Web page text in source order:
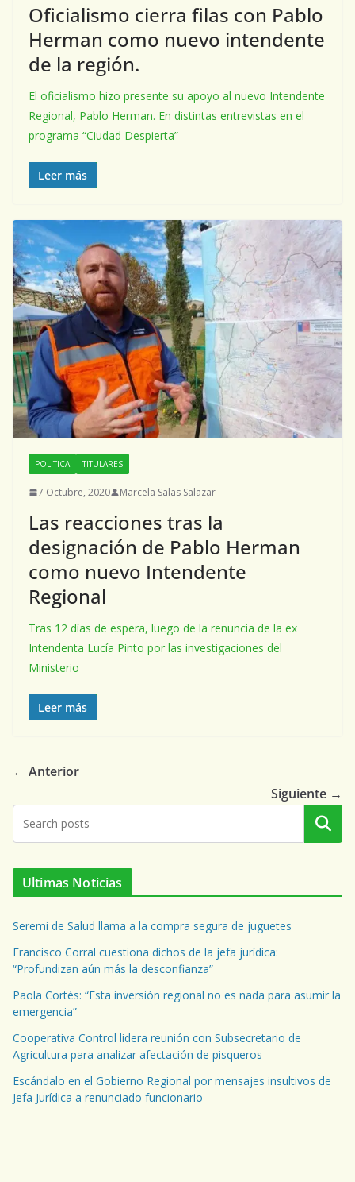
Oficialismo cierra filas con Pablo
Herman como nuevo intendente
de la región.
El oficialismo hizo presente su apoyo al nuevo Intendente
Regional, Pablo Herman. En distintas entrevistas en el
programa “Ciudad Despierta”
Leer más
POLITICA TITULARES
7 Octubre, 2020 Marcela Salas Salazar
Las reacciones tras la
designación de Pablo Herman
como nuevo Intendente
Regional
Tras 12 días de espera, luego de la renuncia de la ex
Intendenta Lucía Pinto por las investigaciones del
Ministerio
Leer más
← Anterior
Siguiente →
Buscar
Ultimas Noticias
Seremi de Salud llama a la compra segura de juguetes
Francisco Corral cuestiona dichos de la jefa jurídica:
“Profundizan aún más la desconfianza”
Paola Cortés: “Esta inversión regional no es nada para asumir la
emergencia”
Cooperativa Control lidera reunión con Subsecretario de
Agricultura para analizar afectación de pisqueros
Escándalo en el Gobierno Regional por mensajes insultivos de
Jefa Jurídica a renunciado funcionario